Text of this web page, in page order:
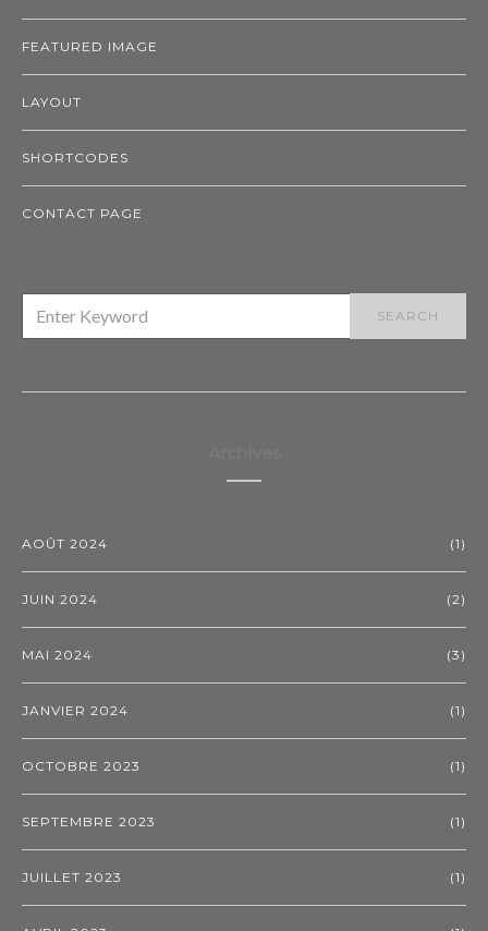
FEATURED IMAGE
LAYOUT
SHORTCODES
CONTACT PAGE
FOR:
SEARCH
AOÛT 2024 (1)
JUIN 2024 (2)
MAI 2024 (3)
JANVIER 2024 (1)
OCTOBRE 2023 (1)
SEPTEMBRE 2023 (1)
JUILLET 2023 (1)